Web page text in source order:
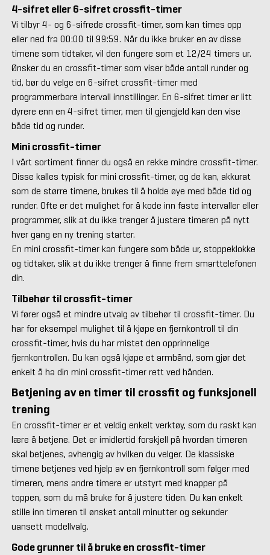
4-sifret eller 6-sifret crossfit-timer
Vi tilbyr 4- og 6-sifrede crossfit-timer, som kan times opp
eller ned fra 00:00 til 99:59. Når du ikke bruker en av disse
timene som tidtaker, vil den fungere som et 12/24 timers ur.
Ønsker du en crossfit-timer som viser både antall runder og
tid, bør du velge en 6-sifret crossfit-timer med
programmerbare intervall innstillinger. En 6-sifret timer er litt
dyrere enn en 4-sifret timer, men til gjengjeld kan den vise
både tid og runder.
Mini crossfit-timer
I vårt sortiment finner du også en rekke mindre crossfit-timer.
Disse kalles typisk for mini crossfit-timer, og de kan, akkurat
som de større timene, brukes til å holde øye med både tid og
runder. Ofte er det mulighet for å kode inn faste intervaller eller
programmer, slik at du ikke trenger å justere timeren på nytt
hver gang en ny trening starter.
En mini crossfit-timer kan fungere som både ur, stoppeklokke
og tidtaker, slik at du ikke trenger å finne frem smarttelefonen
din.
Tilbehør til crossfit-timer
Vi fører også et mindre utvalg av tilbehør til crossfit-timer. Du
har for eksempel mulighet til å kjøpe en fjernkontroll til din
crossfit-timer, hvis du har mistet den opprinnelige
fjernkontrollen. Du kan også kjøpe et armbånd, som gjør det
enkelt å ha din mini crossfit-timer rett ved hånden.
Betjening av en timer til crossfit og funksjonell
trening
En crossfit-timer er et veldig enkelt verktøy, som du raskt kan
lære å betjene. Det er imidlertid forskjell på hvordan timeren
skal betjenes, avhengig av hvilken du velger. De klassiske
timene betjenes ved hjelp av en fjernkontroll som følger med
timeren, mens andre timere er utstyrt med knapper på
toppen, som du må bruke for å justere tiden. Du kan enkelt
stille inn timeren til ønsket antall minutter og sekunder
uansett modellvalg.
Gode grunner til å bruke en crossfit-timer